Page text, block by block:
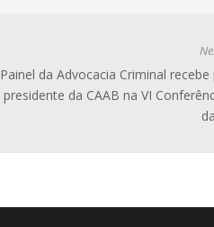
Painel da Advocacia Criminal
presidente da CAAB na VI